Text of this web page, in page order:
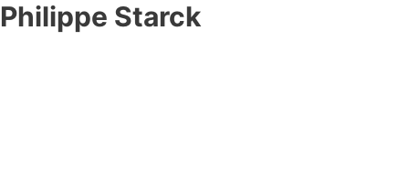
Philippe Starck